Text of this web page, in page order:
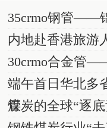
35crmo钢管——
内地赴香港旅游
30crmo合金管
端午首日华北多
管
煤炭的全球“逐